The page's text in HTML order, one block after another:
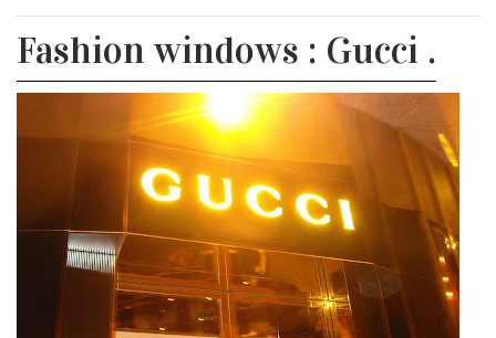
Fashion windows : Gucci .